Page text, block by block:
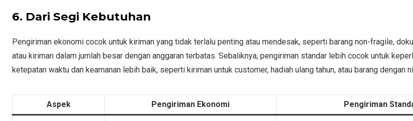
6. Dari Segi Kebutuhan
Pengiriman ekonomi cocok untuk kiriman yang tidak terlalu penting atau mendesak, seperti barang non-fragile,
atau kiriman dalam jumlah besar dengan anggaran terbatas. Sebaliknya, pengiriman standar lebih cocok untuk
ketepatan waktu dan keamanan lebih baik, seperti kiriman untuk customer, hadiah ulang tahun, atau barang dengan
Aspek Pengiriman Ekonomi Pengiriman